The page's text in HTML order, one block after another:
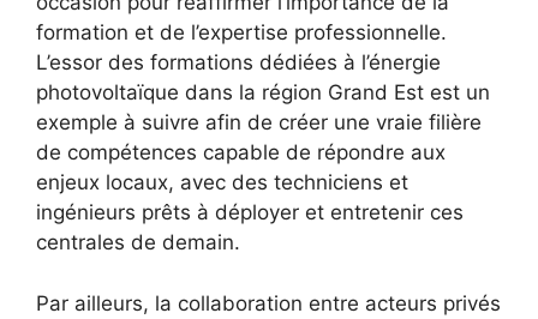
formation et de l’expertise professionnelle.
L’essor des formations dédiées à l’énergie
photovoltaïque dans la région Grand Est est un
exemple à suivre afin de créer une vraie filière
de compétences capable de répondre aux
enjeux locaux, avec des techniciens et
ingénieurs prêts à déployer et entretenir ces
centrales de demain.
Par ailleurs, la collaboration entre acteurs privés